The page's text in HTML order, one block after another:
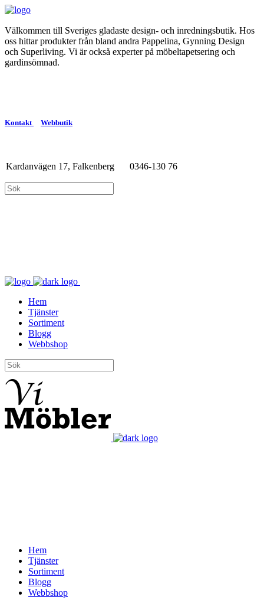
Välkommen till Sveriges gladaste design- och inredningsbutik. Hos
oss hittar produkter från bland andra Pappelina, Gynning Design
och Superliving. Vi är också experter på möbeltapetsering och
gardinsömnad.
Kontakt Webbutik
Kardanvägen 17, Falkenberg 0346-130 76
Hem
Tjänster
Sortiment
Blogg
Webbshop
Hem
Tjänster
Sortiment
Blogg
Webbshop